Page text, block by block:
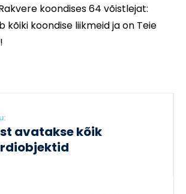
koondises 64 võistlejat:
kõiki koondise liikmeid ja on Teie
avatakse kõik